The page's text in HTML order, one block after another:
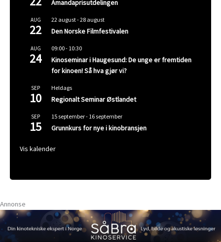
Amandaprisutdelingen
AUG
22
22 august-28 august
Den Norske Filmfestivalen
AUG
24
09:00- 10:30
Kinoseminar i Haugesund: De unge er fremtiden
for kinoen! Så hva gjør vi?
SEP
10
Heldags
Regionalt Seminar Østlandet
SEP
15
15 september- 16 september
Grunnkurs for nye i kinobransjen
Vis kalender
Annonse